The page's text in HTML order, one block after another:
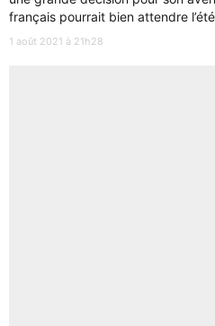
français pourrait bien attendre
1 août 2021 à 21h28